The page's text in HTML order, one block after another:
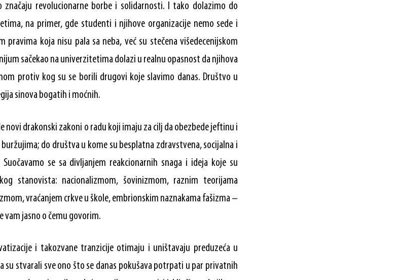
značaju revolucionarne borbe i solidarnosti. I tako dolazimo do
na primer, gde studenti i njihove organizacije nemo sede i
pravima koja nisu pala sa neba, već su stečena višedecenijskom
sačekao na univerzitetima dolazi u realnu opasnost da njihova
protiv kog su se borili drugovi koje slavimo danas. Društvo u
sinova bogatih i moćnih.
novi drakonski zakoni o radu koji imaju za cilj da obezbede jeftinu i
do društva u kome su besplatna zdravstvena, socijalna i
se sa divljanjem reakcionarnih snaga i ideja koje su
stanovista: nacionalizmom, šovinizmom, raznim teorijama
vraćanjem crkve u škole, embrionskim naznakama fašizma –
vam jasno o čemu govorim.
i takozvane tranzicije otimaju i uništavaju preduzeća u
su stvarali sve ono što se danas pokušava potrpati u par privatnih